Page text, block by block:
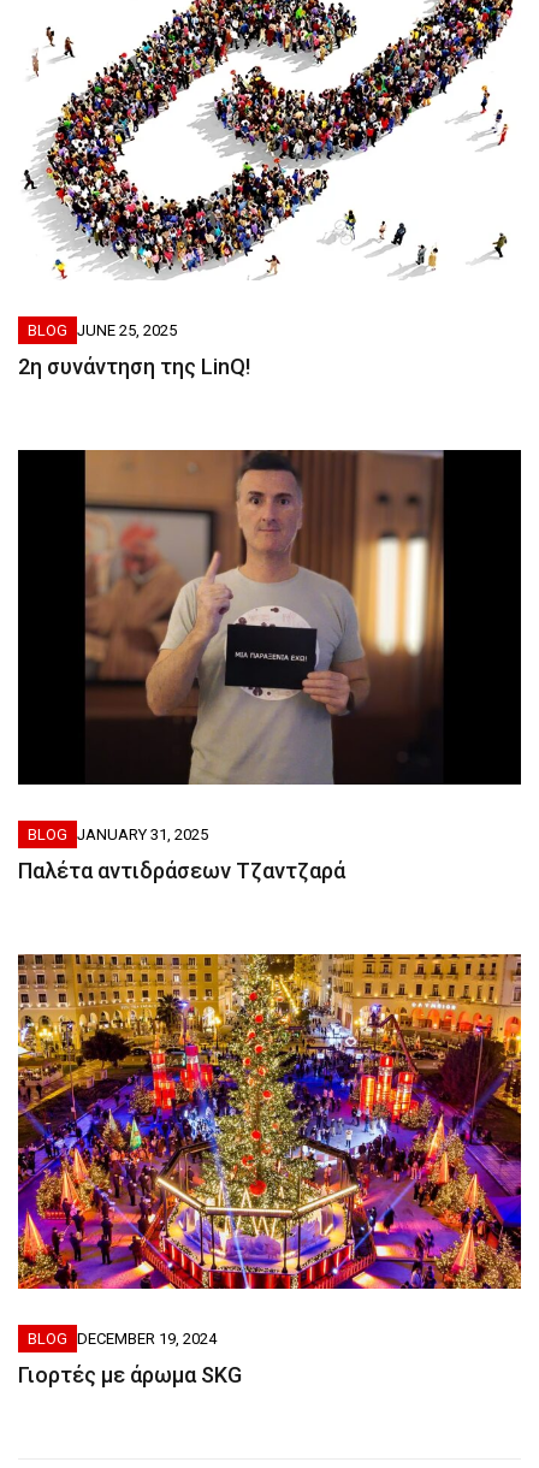
BLOG JUNE 25, 2025
2η συνάντηση της LinQ!
BLOG JANUARY 31, 2025
Παλέτα αντιδράσεων Τζαντζαρά
BLOG DECEMBER 19, 2024
Γιορτές με άρωμα SKG